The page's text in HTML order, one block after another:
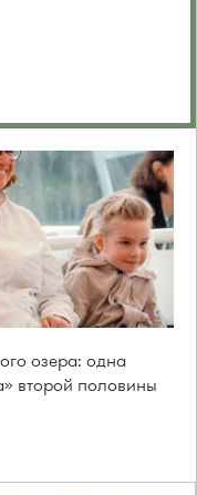
озера: одна
второй половины